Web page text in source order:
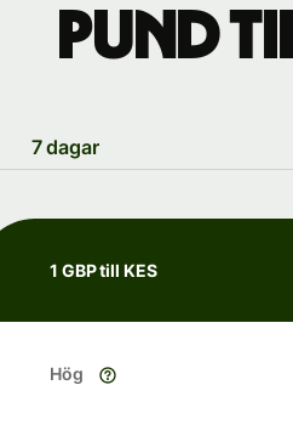
pund
7 dagar
1 GBP till KES
Hög